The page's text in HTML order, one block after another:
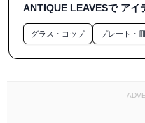
#ゆめぼうし創作人形
ANTIQUE LEAVESで アイ
グラス・コップ プレート・皿